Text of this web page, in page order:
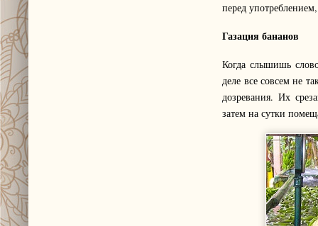
перед
Газация бананов
Когда слышишь
деле все совсем не
дозревания. Их
затем на сутки